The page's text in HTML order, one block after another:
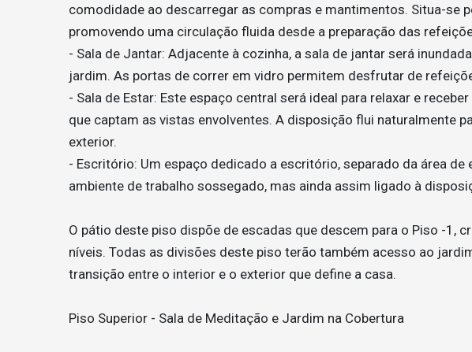
comodidade ao descarregar as compras e mantimentos. Situa-se
promovendo uma circulação fluida desde a preparação das
- Sala de Jantar: Adjacente à cozinha, a sala de jantar será
jardim. As portas de correr em vidro permitem desfrutar de
- Sala de Estar: Este espaço central será ideal para relaxar e
que captam as vistas envolventes. A disposição flui naturalmente
exterior.
- Escritório: Um espaço dedicado a escritório, separado da área de
ambiente de trabalho sossegado, mas ainda assim ligado à
O pátio deste piso dispõe de escadas que descem para o Piso -1,
níveis. Todas as divisões deste piso terão também acesso ao
transição entre o interior e o exterior que define a casa.
Piso Superior - Sala de Meditação e Jardim na Cobertura